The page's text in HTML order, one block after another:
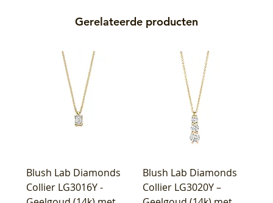
Gerelateerde producten
Blush Lab Diamonds
Collier LG3016Y -
Blush Lab Diamonds
Collier LG3020Y –